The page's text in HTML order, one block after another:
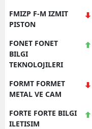
FMIZP F-M IZMIT
PISTON
FONET FONET
BILGI
TEKNOLOJILERI
FORMT FORMET
METAL VE CAM
FORTE FORTE BILGI
ILETISIM